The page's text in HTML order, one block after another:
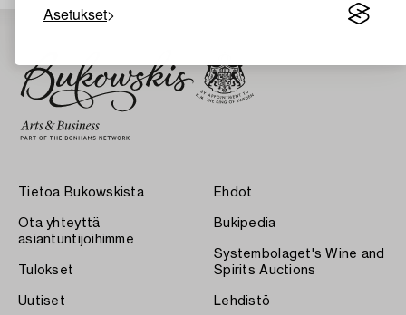
Asetukset
Tietoa Bukowskista
Ota yhteyttä
asiantuntijoihimme
Tulokset
Uutiset
Ehdot
Bukipedia
Systembolaget's Wine and
Spirits Auctions
Lehdistö